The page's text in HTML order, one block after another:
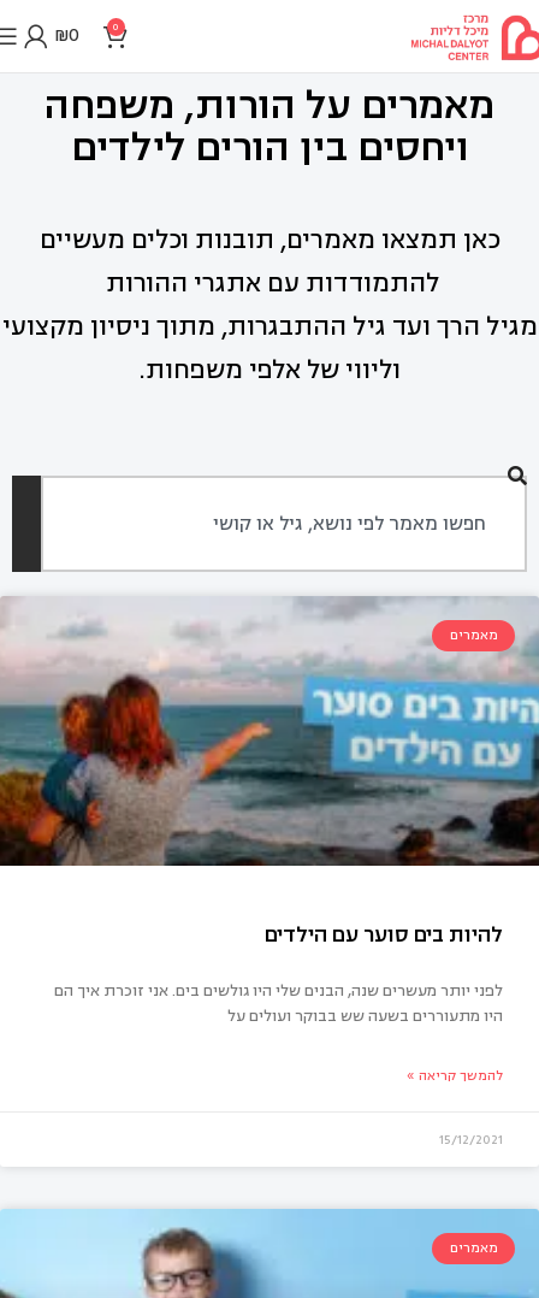
0
₪0
מאמרים על הורות, משפחה
ויחסים בין הורים לילדים
כאן תמצאו מאמרים, תובנות וכלים מעשיים
להתמודדות עם אתגרי ההורות
מגיל הרך ועד גיל ההתבגרות, מתוך ניסיון מקצועי
וליווי של אלפי משפחות.
מאמרים
לפני יותר מעשרים שנה, הבנים שלי היו גולשים בים. אני זוכרת איך הם
היו מתעוררים בשעה שש בבוקר ועולים על
להמשך קריאה »
15/12/2021
מאמרים